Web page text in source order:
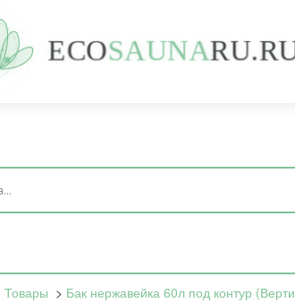
ECOSAUNARU.R
Товары > Бак нержавейка 60л под контур